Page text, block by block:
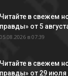
Читайте в свежем
правды» от 5
05.08.2026 в 07:39
Читайте в свежем
правды» от 29 июля